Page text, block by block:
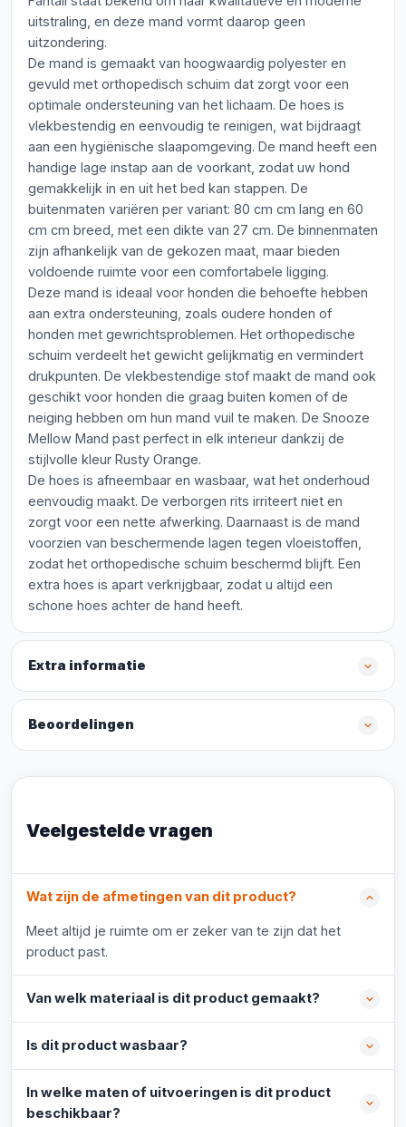
uitstraling, en deze mand vormt daarop geen
uitzondering.
De mand is gemaakt van hoogwaardig polyester en
gevuld met orthopedisch schuim dat zorgt voor een
optimale ondersteuning van het lichaam. De hoes is
vlekbestendig en eenvoudig te reinigen, wat bijdraagt
aan een hygiënische slaapomgeving. De mand heeft een
handige lage instap aan de voorkant, zodat uw hond
gemakkelijk in en uit het bed kan stappen. De
buitenmaten variëren per variant: 80 cm cm lang en 60
cm cm breed, met een dikte van 27 cm. De binnenmaten
zijn afhankelijk van de gekozen maat, maar bieden
voldoende ruimte voor een comfortabele ligging.
Deze mand is ideaal voor honden die behoefte hebben
aan extra ondersteuning, zoals oudere honden of
honden met gewrichtsproblemen. Het orthopedische
schuim verdeelt het gewicht gelijkmatig en vermindert
drukpunten. De vlekbestendige stof maakt de mand ook
geschikt voor honden die graag buiten komen of de
neiging hebben om hun mand vuil te maken. De Snooze
Mellow Mand past perfect in elk interieur dankzij de
stijlvolle kleur Rusty Orange.
De hoes is afneembaar en wasbaar, wat het onderhoud
eenvoudig maakt. De verborgen rits irriteert niet en
zorgt voor een nette afwerking. Daarnaast is de mand
voorzien van beschermende lagen tegen vloeistoffen,
zodat het orthopedische schuim beschermd blijft. Een
extra hoes is apart verkrijgbaar, zodat u altijd een
schone hoes achter de hand heeft.
Extra informatie
Beoordelingen
Veelgestelde vragen
Wat zijn de afmetingen van dit product?
Meet altijd je ruimte om er zeker van te zijn dat het
product past.
Van welk materiaal is dit product gemaakt?
Is dit product wasbaar?
In welke maten of uitvoeringen is dit product
beschikbaar?